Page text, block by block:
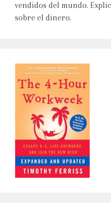
vendidos del mundo.
sobre el dinero.